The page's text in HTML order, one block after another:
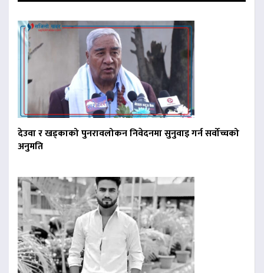
देउवा र खड्काको पुनरावलोकन निवेदनमा सुनुवाइ गर्न सर्वोच्चको
अनुमति